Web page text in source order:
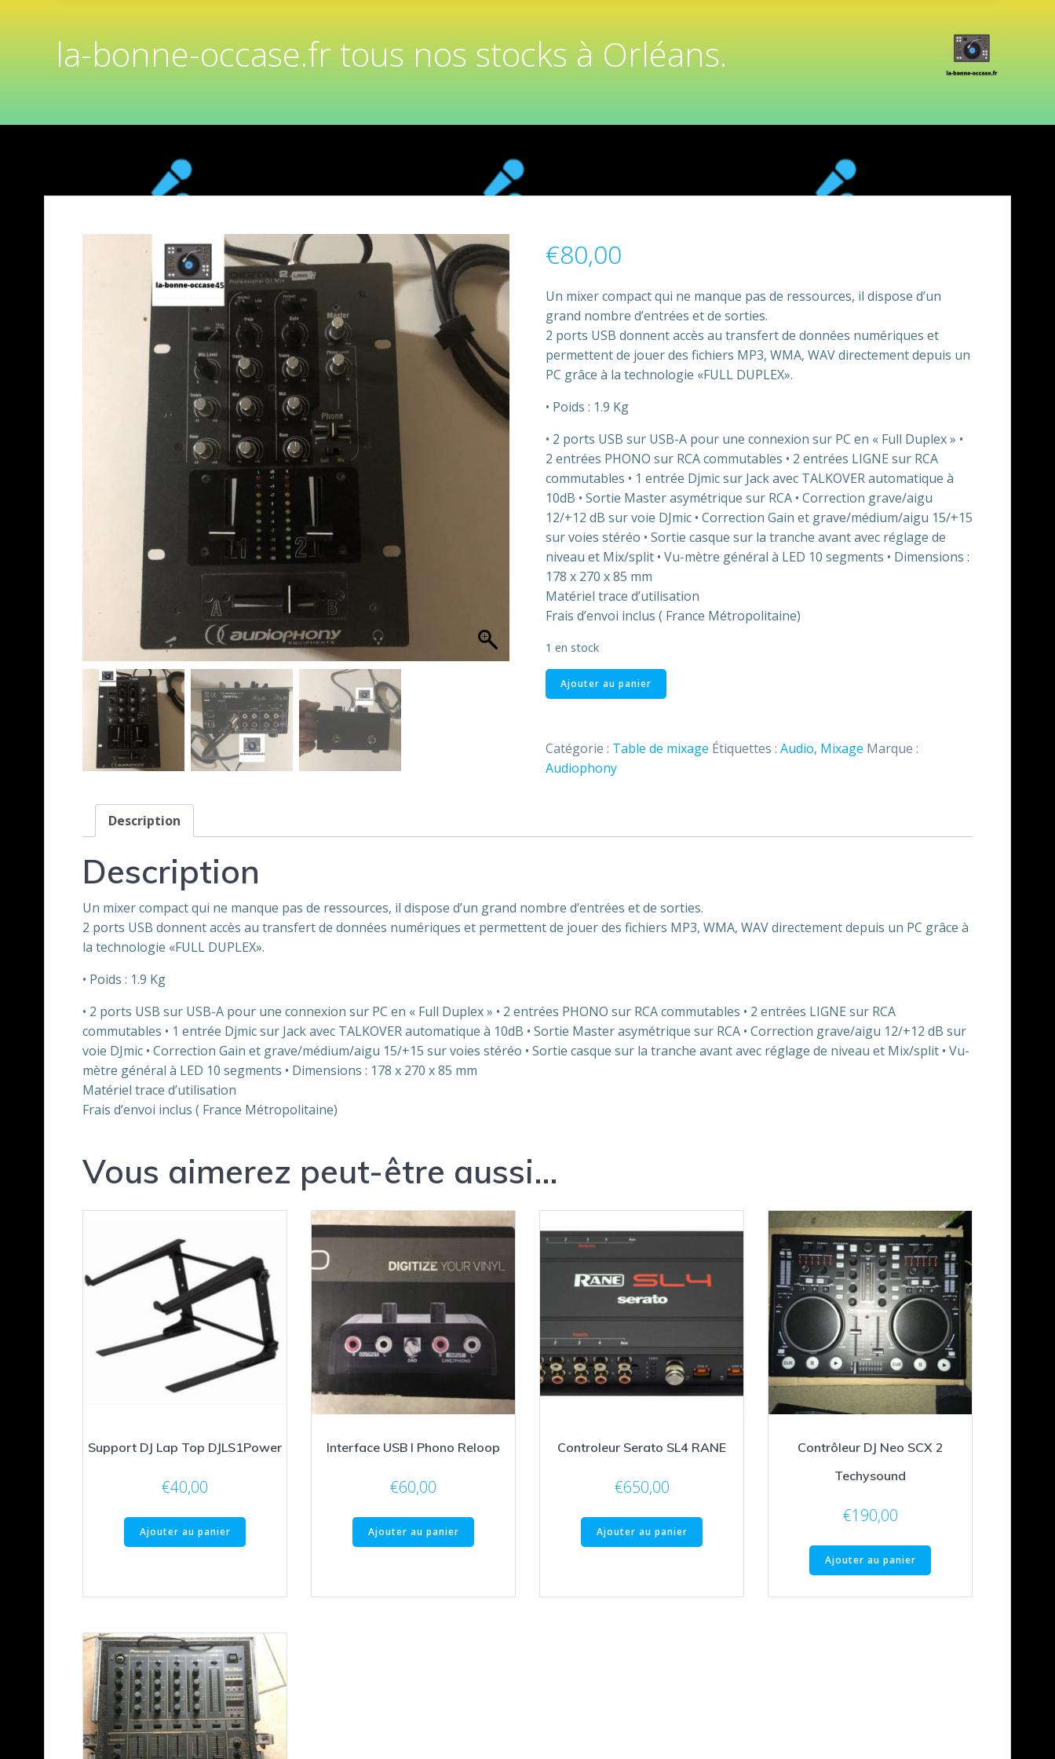
la-bonne-occase.fr tous nos stocks à Orléans.
€80,00
Un mixer compact qui ne manque pas de ressources, il dispose d’un
grand nombre d’entrées et de sorties.
2 ports USB donnent accès au transfert de données numériques et
permettent de jouer des fichiers MP3, WMA, WAV directement depuis un
PC grâce à la technologie «FULL DUPLEX».
• Poids : 1.9 Kg
• 2 ports USB sur USB-A pour une connexion sur PC en « Full Duplex » •
2 entrées PHONO sur RCA commutables • 2 entrées LIGNE sur RCA
commutables • 1 entrée Djmic sur Jack avec TALKOVER automatique à
10dB • Sortie Master asymétrique sur RCA • Correction grave/aigu
12/+12 dB sur voie DJmic • Correction Gain et grave/médium/aigu 15/+15
sur voies stéréo • Sortie casque sur la tranche avant avec réglage de
niveau et Mix/split • Vu-mètre général à LED 10 segments • Dimensions :
178 x 270 x 85 mm
Matériel trace d’utilisation
Frais d’envoi inclus ( France Métropolitaine)
1 en stock
quantité
de
mixage
Digital
Ajouter au panier
Catégorie : Table de mixage Étiquettes : Audio, Mixage Marque :
Audiophony
Description
Description
Un mixer compact qui ne manque pas de ressources, il dispose d’un grand nombre d’entrées et de sorties.
2 ports USB donnent accès au transfert de données numériques et permettent de jouer des fichiers MP3, WMA, WAV directement depuis un PC grâce à
la technologie «FULL DUPLEX».
• Poids : 1.9 Kg
• 2 ports USB sur USB-A pour une connexion sur PC en « Full Duplex » • 2 entrées PHONO sur RCA commutables • 2 entrées LIGNE sur RCA
commutables • 1 entrée Djmic sur Jack avec TALKOVER automatique à 10dB • Sortie Master asymétrique sur RCA • Correction grave/aigu 12/+12 dB sur
voie DJmic • Correction Gain et grave/médium/aigu 15/+15 sur voies stéréo • Sortie casque sur la tranche avant avec réglage de niveau et Mix/split • Vu-
mètre général à LED 10 segments • Dimensions : 178 x 270 x 85 mm
Matériel trace d’utilisation
Frais d’envoi inclus ( France Métropolitaine)
Vous aimerez peut-être aussi…
Support DJ Lap Top DJLS1Power
€40,00
Ajouter au panier
Interface USB I Phono Reloop
€60,00
Ajouter au panier
Controleur Serato SL4 RANE
€650,00
Ajouter au panier
Contrôleur DJ Neo SCX 2
Techysound
€190,00
Ajouter au panier